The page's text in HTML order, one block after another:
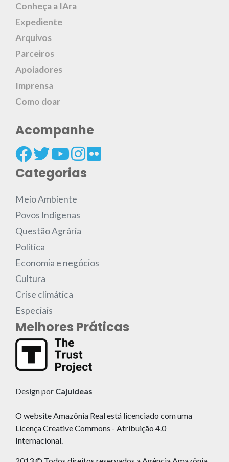
Conheça a IAra
Expediente
Arquivos
Parceiros
Apoiadores
Imprensa
Como doar
Acompanhe
Categorias
Meio Ambiente
Povos Indígenas
Questão Agrária
Política
Economia e negócios
Cultura
Crise climática
Especiais
Melhores Práticas
Design por Cajuideas
O website Amazônia Real está licenciado com uma
Licença Creative Commons - Atribuição 4.0
Internacional.